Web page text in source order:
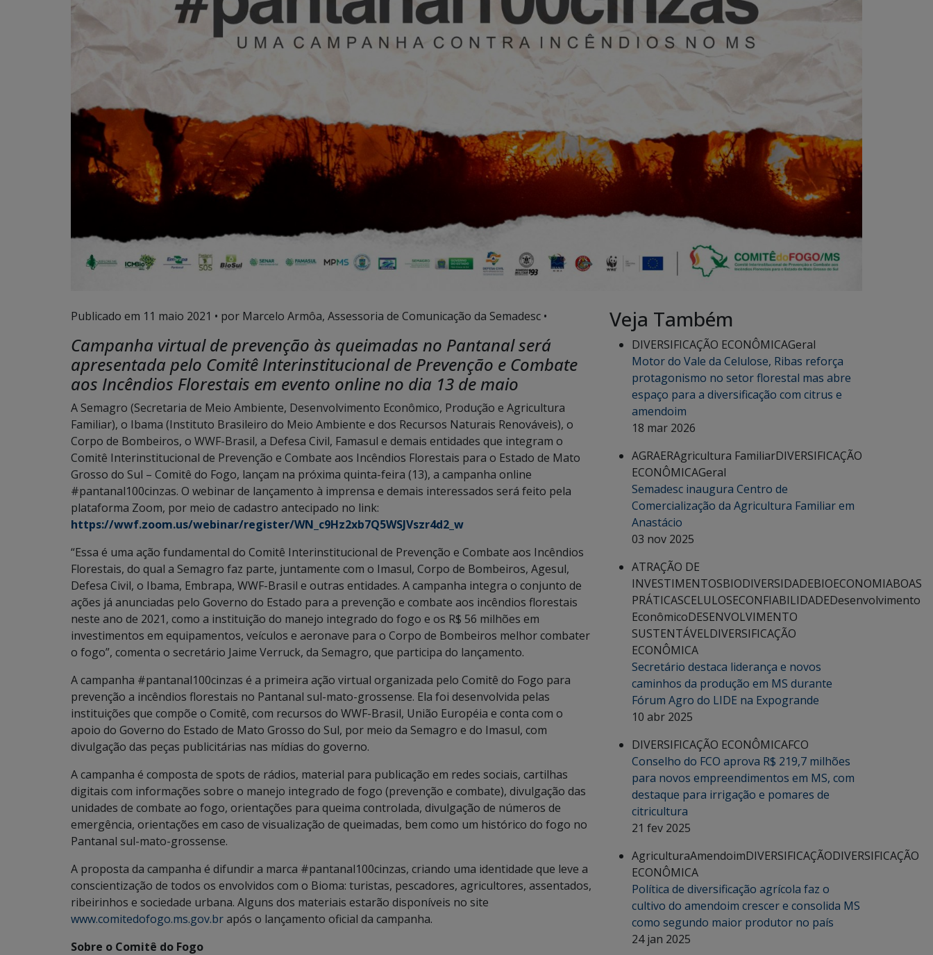
Publicado em 11 maio 2021 • por Marcelo Armôa, Assessoria de Comunicação da Semadesc •
Campanha virtual de prevenção às queimadas no Pantanal será
apresentada pelo Comitê Interinstitucional de Prevenção e Combate
aos Incêndios Florestais em evento online no dia 13 de maio
A Semagro (Secretaria de Meio Ambiente, Desenvolvimento Econômico, Produção e Agricultura
Familiar), o Ibama (Instituto Brasileiro do Meio Ambiente e dos Recursos Naturais Renováveis), o
Corpo de Bombeiros, o WWF-Brasil, a Defesa Civil, Famasul e demais entidades que integram o
Comitê Interinstitucional de Prevenção e Combate aos Incêndios Florestais para o Estado de Mato
Grosso do Sul – Comitê do Fogo, lançam na próxima quinta-feira (13), a campanha online
#pantanal100cinzas. O webinar de lançamento à imprensa e demais interessados será feito pela
plataforma Zoom, por meio de cadastro antecipado no link:
https://wwf.zoom.us/webinar/register/WN_c9Hz2xb7Q5WSJVszr4d2_w
“Essa é uma ação fundamental do Comitê Interinstitucional de Prevenção e Combate aos Incêndios
Florestais, do qual a Semagro faz parte, juntamente com o Imasul, Corpo de Bombeiros, Agesul,
Defesa Civil, o Ibama, Embrapa, WWF-Brasil e outras entidades. A campanha integra o conjunto de
ações já anunciadas pelo Governo do Estado para a prevenção e combate aos incêndios florestais
neste ano de 2021, como a instituição do manejo integrado do fogo e os R$ 56 milhões em
investimentos em equipamentos, veículos e aeronave para o Corpo de Bombeiros melhor combater
o fogo”, comenta o secretário Jaime Verruck, da Semagro, que participa do lançamento.
A campanha #pantanal100cinzas é a primeira ação virtual organizada pelo Comitê do Fogo para
prevenção a incêndios florestais no Pantanal sul-mato-grossense. Ela foi desenvolvida pelas
instituições que compõe o Comitê, com recursos do WWF-Brasil, União Européia e conta com o
apoio do Governo do Estado de Mato Grosso do Sul, por meio da Semagro e do Imasul, com
divulgação das peças publicitárias nas mídias do governo.
A campanha é composta de spots de rádios, material para publicação em redes sociais, cartilhas
digitais com informações sobre o manejo integrado de fogo (prevenção e combate), divulgação das
unidades de combate ao fogo, orientações para queima controlada, divulgação de números de
emergência, orientações em caso de visualização de queimadas, bem como um histórico do fogo no
Pantanal sul-mato-grossense.
A proposta da campanha é difundir a marca #pantanal100cinzas, criando uma identidade que leve a
conscientização de todos os envolvidos com o Bioma: turistas, pescadores, agricultores, assentados,
ribeirinhos e sociedade urbana. Alguns dos materiais estarão disponíveis no site
www.comitedofogo.ms.gov.brapós o lançamento oficial da campanha.
Sobre o Comitê do Fogo
Veja Também
DIVERSIFICAÇÃO ECONÔMICAGeral
Motor do Vale da Celulose, Ribas reforça
protagonismo no setor florestal mas abre
espaço para a diversificação com citrus e
amendoim
18 mar 2026
AGRAERAgricultura FamiliarDIVERSIFICAÇÃO
ECONÔMICAGeral
Semadesc inaugura Centro de
Comercialização da Agricultura Familiar em
Anastácio
03 nov 2025
ATRAÇÃO DE
INVESTIMENTOSBIODIVERSIDADEBIOECONOMIABOAS
PRÁTICASCELULOSECONFIABILIDADEDesenvolvimento
EconômicoDESENVOLVIMENTO
SUSTENTÁVELDIVERSIFICAÇÃO
ECONÔMICA
Secretário destaca liderança e novos
caminhos da produção em MS durante
Fórum Agro do LIDE na Expogrande
10 abr 2025
DIVERSIFICAÇÃO ECONÔMICAFCO
Conselho do FCO aprova R$ 219,7 milhões
para novos empreendimentos em MS, com
destaque para irrigação e pomares de
citricultura
21 fev 2025
AgriculturaAmendoimDIVERSIFICAÇÃODIVERSIFICAÇÃO
ECONÔMICA
Política de diversificação agrícola faz o
cultivo do amendoim crescer e consolida MS
como segundo maior produtor no país
24 jan 2025